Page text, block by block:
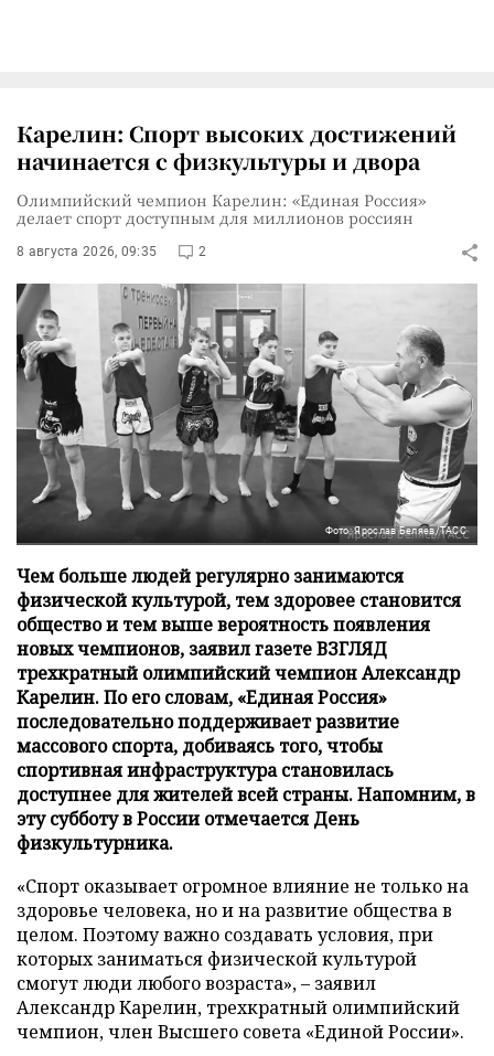
Карелин: Спорт высоких достижений
начинается с физкультуры и двора
Олимпийский чемпион Карелин: «Единая Россия»
делает спорт доступным для миллионов россиян
8 августа 2026, 09:35 2
Фото: Ярослав Беляев/ТАСС
Чем больше людей регулярно занимаются
физической культурой, тем здоровее становится
общество и тем выше вероятность появления
новых чемпионов, заявил газете ВЗГЛЯД
трехкратный олимпийский чемпион Александр
Карелин. По его словам, «Единая Россия»
последовательно поддерживает развитие
массового спорта, добиваясь того, чтобы
спортивная инфраструктура становилась
доступнее для жителей всей страны. Напомним, в
эту субботу в России отмечается День
физкультурника.
«Спорт оказывает огромное влияние не только на
здоровье человека, но и на развитие общества в
целом. Поэтому важно создавать условия, при
которых заниматься физической культурой
смогут люди любого возраста», – заявил
Александр Карелин, трехкратный олимпийский
чемпион, член Высшего совета «Единой России».